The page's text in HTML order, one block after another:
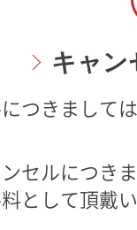
キャン
つきまして
セルにつき
として頂戴い